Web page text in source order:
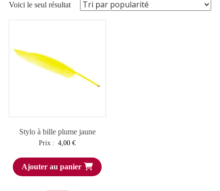
Voici le seul résultat
Stylo à bille plume jaune
Prix : 4,00€
Ajouter au panier